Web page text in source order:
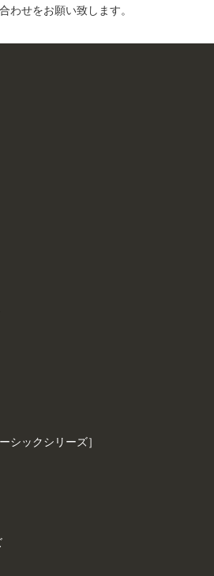
わせをお願い致します。
シックシリーズ］